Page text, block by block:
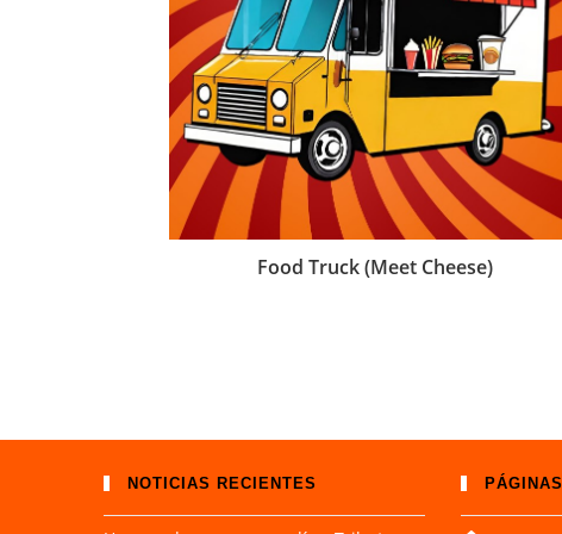
Food Truck (Meet Cheese)
NOTICIAS RECIENTES PÁGINAS